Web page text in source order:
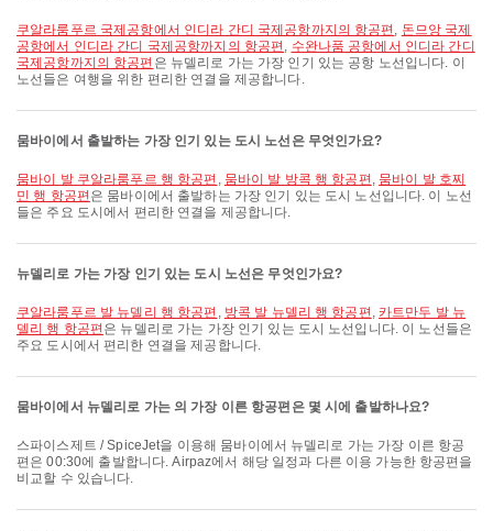
쿠알라룸푸르 국제공항에서 인디라 간디 국제공항까지의 항공편 , 돈므앙 국제
공항에서 인디라 간디 국제공항까지의 항공편 , 수완나품 공항에서 인디라 간디
국제공항까지의 항공편 은 뉴델리로 가는 가장 인기 있는 공항 노선입니다. 이
노선들은 여행을 위한 편리한 연결을 제공합니다.
뭄바이에서 출발하는 가장 인기 있는 도시 노선은 무엇인가요?
뭄바이 발 쿠알라룸푸르 행 항공편 , 뭄바이 발 방콕 행 항공편 , 뭄바이 발 호찌
민 행 항공편 은 뭄바이에서 출발하는 가장 인기 있는 도시 노선입니다. 이 노선
들은 주요 도시에서 편리한 연결을 제공합니다.
뉴델리로 가는 가장 인기 있는 도시 노선은 무엇인가요?
쿠알라룸푸르 발 뉴델리 행 항공편 , 방콕 발 뉴델리 행 항공편 ,카트만두 발 뉴
델리 행 항공편 은 뉴델리로 가는 가장 인기 있는 도시 노선입니다. 이 노선들은
주요 도시에서 편리한 연결을 제공합니다.
뭄바이에서 뉴델리로 가는 의 가장 이른 항공편은 몇 시에 출발하나요?
스파이스제트 / SpiceJet을 이용해 뭄바이에서 뉴델리로 가는 가장 이른 항공
편은 00:30에 출발합니다. Airpaz에서 해당 일정과 다른 이용 가능한 항공편을
비교할 수 있습니다.